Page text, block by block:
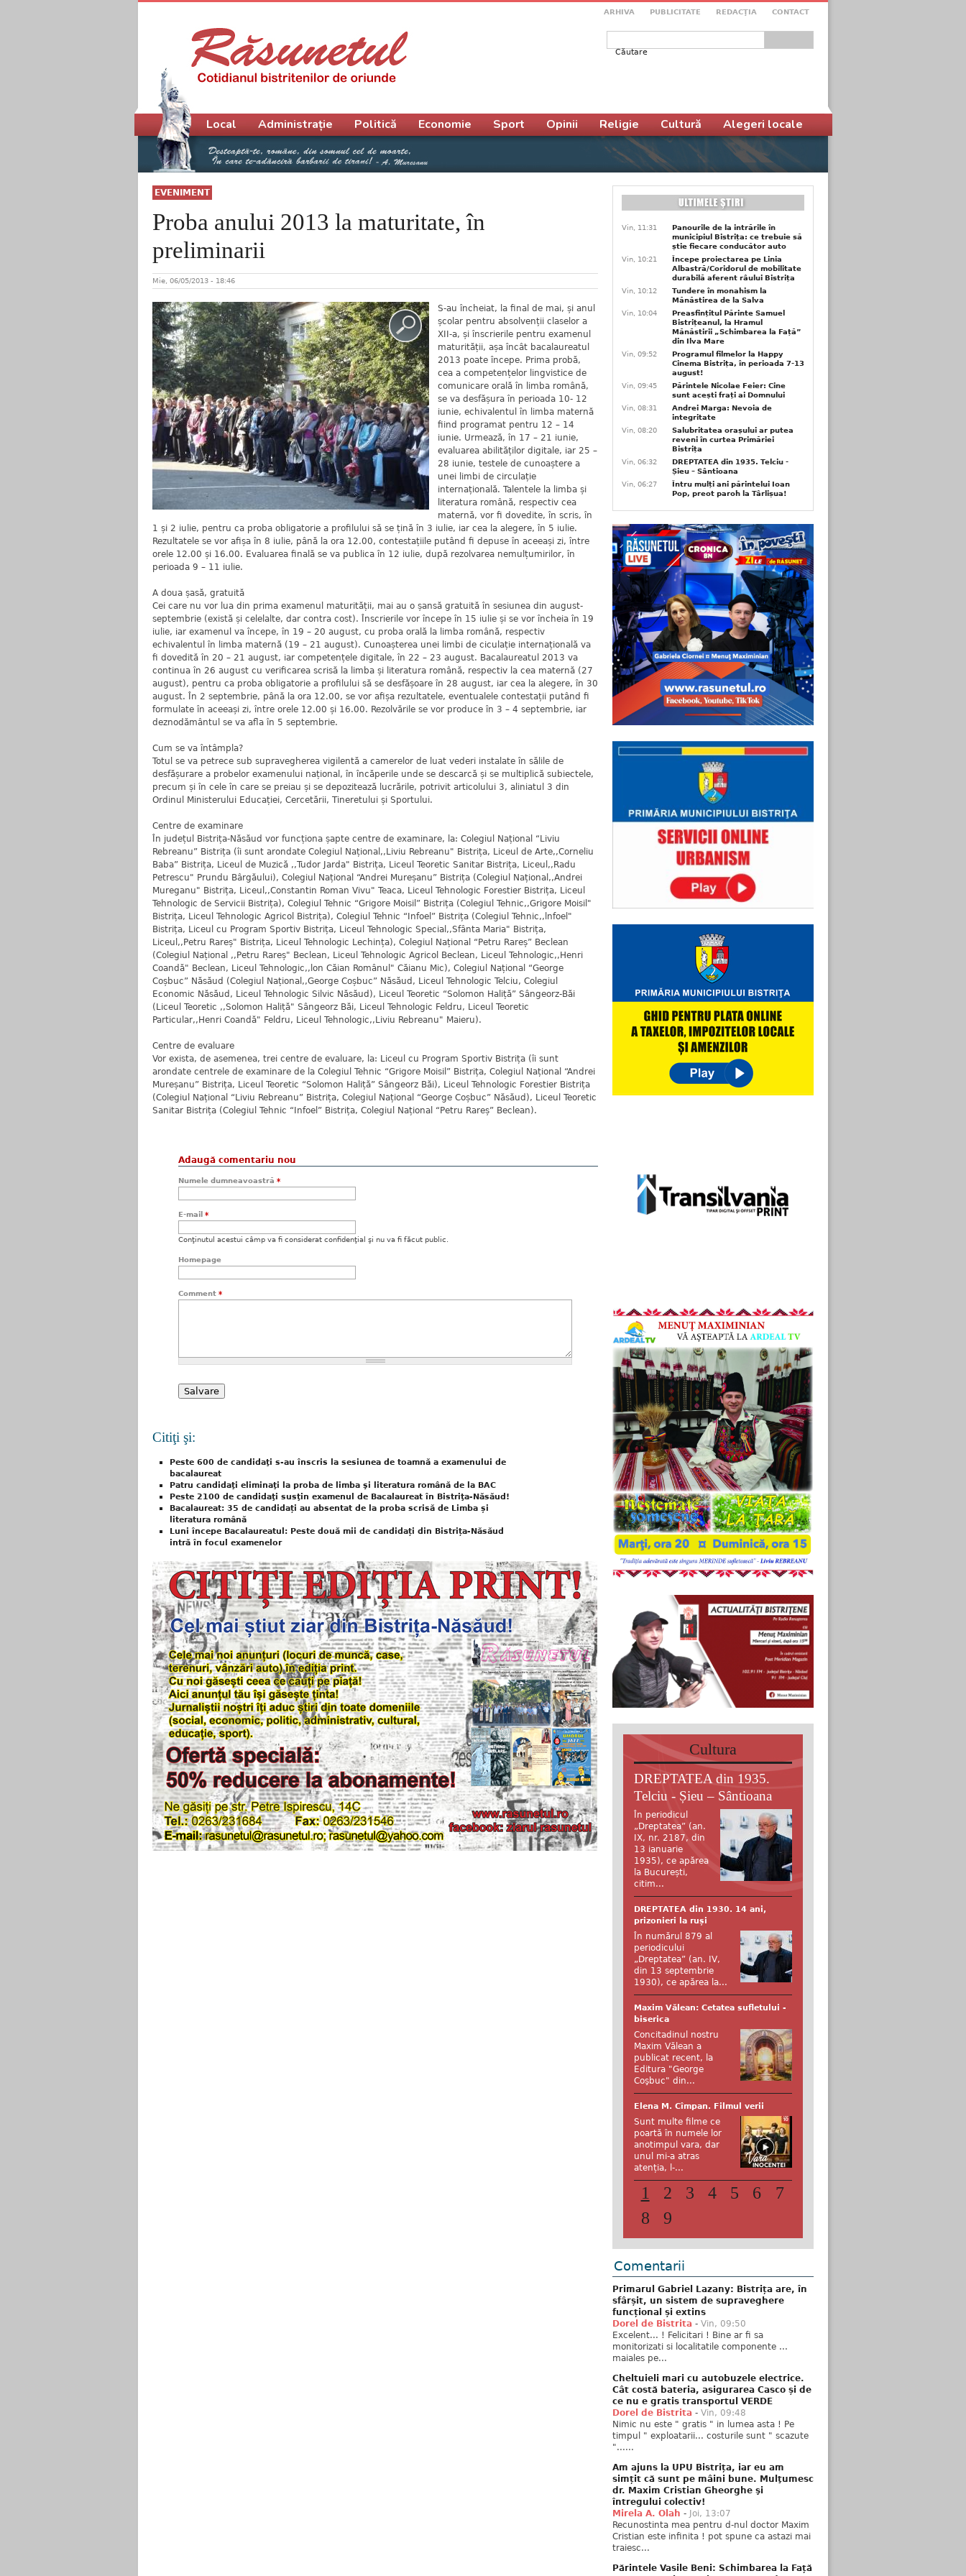
ARHIVA PUBLICITATE REDACŢIA CONTACT
Formular de căutare
EVENIMENT
Proba anului 2013 la maturitate, în
preliminarii
Mie, 06/05/2013 - 18:46
S-au încheiat, la final de mai, și anul
școlar pentru absolvenții claselor a
XII-a, și înscrierile pentru examenul
maturității, așa încât bacalaureatul
2013 poate începe. Prima probă,
cea a competențelor lingvistice de
comunicare orală în limba română,
se va desfășura în perioada 10- 12
iunie, echivalentul în limba maternă
fiind programat pentru 12 – 14
iunie. Urmează, în 17 – 21 iunie,
evaluarea abilităților digitale, iar 25 –
28 iunie, testele de cunoaștere a
unei limbi de circulație
internațională. Talentele la limba și
literatura română, respectiv cea
maternă, vor fi dovedite, în scris, în
1 și 2 iulie, pentru ca proba obligatorie a profilului să se țină în 3 iulie, iar cea la alegere, în 5 iulie.
Rezultatele se vor afișa în 8 iulie, până la ora 12.00, contestațiile putând fi depuse în aceeași zi, între
orele 12.00 și 16.00. Evaluarea finală se va publica în 12 iulie, după rezolvarea nemulțumirilor, în
perioada 9 – 11 iulie.
A doua șasă, gratuită
Cei care nu vor lua din prima examenul maturității, mai au o șansă gratuită în sesiunea din august-
septembrie (există și celelalte, dar contra cost). Înscrierile vor începe în 15 iulie și se vor încheia în 19
iulie, iar examenul va începe, în 19 – 20 august, cu proba orală la limba română, respectiv
echivalentul în limba maternă (19 – 21 august). Cunoașterea unei limbi de ciculație internațională va
fi dovedită în 20 – 21 august, iar competențele digitale, în 22 – 23 august. Bacalaureatul 2013 va
continua în 26 august cu verificarea scrisă la limba și literatura română, respectiv la cea maternă (27
august), pentru ca proba obligatorie a profilului să se desfășoare în 28 august, iar cea la alegere, în 30
august. În 2 septembrie, până la ora 12.00, se vor afișa rezultatele, eventualele contestații putând fi
formulate în aceeași zi, între orele 12.00 și 16.00. Rezolvările se vor produce în 3 – 4 septembrie, iar
deznodământul se va afla în 5 septembrie.
Cum se va întâmpla?
Totul se va petrece sub supravegherea vigilentă a camerelor de luat vederi instalate în sălile de
desfășurare a probelor examenului național, în încăperile unde se descarcă și se multiplică subiectele,
precum și în cele în care se preiau și se depozitează lucrările, potrivit articolului 3, aliniatul 3 din
Ordinul Ministerului Educației, Cercetării, Tineretului și Sportului.
Centre de examinare
În județul Bistrița-Năsăud vor funcționa șapte centre de examinare, la: Colegiul Național “Liviu
Rebreanu” Bistrița (îi sunt arondate Colegiul Național,,Liviu Rebreanu" Bistrița, Liceul de Arte,,Corneliu
Baba” Bistrița, Liceul de Muzică ,,Tudor Jarda" Bistrița, Liceul Teoretic Sanitar Bistrița, Liceul,,Radu
Petrescu" Prundu Bârgăului), Colegiul Național “Andrei Mureșanu” Bistrița (Colegiul Național,,Andrei
Mureganu" Bistrița, Liceul,,Constantin Roman Vivu" Teaca, Liceul Tehnologic Forestier Bistrița, Liceul
Tehnologic de Servicii Bistrița), Colegiul Tehnic “Grigore Moisil” Bistrița (Colegiul Tehnic,,Grigore Moisil"
Bistrița, Liceul Tehnologic Agricol Bistrița), Colegiul Tehnic “Infoel” Bistrița (Colegiul Tehnic,,lnfoel"
Bistrița, Liceul cu Program Sportiv Bistrița, Liceul Tehnologic Special,,Sfânta Maria" Bistrița,
Liceul,,Petru Rareș" Bistrița, Liceul Tehnologic Lechința), Colegiul Național “Petru Rareș” Beclean
(Colegiul Național ,,Petru Rareș" Beclean, Liceul Tehnologic Agricol Beclean, Liceul Tehnologic,,Henri
Coandă" Beclean, Liceul Tehnologic,,lon Căian Românul" Căianu Mic), Colegiul Național “George
Coșbuc” Năsăud (Colegiul Național,,George Coșbuc” Năsăud, Liceul Tehnologic Telciu, Colegiul
Economic Năsăud, Liceul Tehnologic Silvic Năsăud), Liceul Teoretic “Solomon Haliță” Sângeorz-Băi
(Liceul Teoretic ,,Solomon Haliță" Sângeorz Băi, Liceul Tehnologic Feldru, Liceul Teoretic
Particular,,Henri Coandă" Feldru, Liceul Tehnologic,,Liviu Rebreanu" Maieru).
Centre de evaluare
Vor exista, de asemenea, trei centre de evaluare, la: Liceul cu Program Sportiv Bistrița (îi sunt
arondate centrele de examinare de la Colegiul Tehnic “Grigore Moisil” Bistrița, Colegiul Național “Andrei
Mureșanu” Bistrița, Liceul Teoretic “Solomon Haliță” Sângeorz Băi), Liceul Tehnologic Forestier Bistrița
(Colegiul Național “Liviu Rebreanu” Bistrița, Colegiul Național “George Coșbuc” Năsăud), Liceul Teoretic
Sanitar Bistrița (Colegiul Tehnic “Infoel” Bistrița, Colegiul Național “Petru Rareș” Beclean).
Adaugă comentariu nou
Numele dumneavoastră *
E-mail *
Conţinutul acestui câmp va fi considerat confidenţial şi nu va fi făcut public.
Homepage
Comment *
Citiţi şi:
Peste 600 de candidaţi s-au înscris la sesiunea de toamnă a examenului de
bacalaureat
Patru candidaţi eliminaţi la proba de limba şi literatura română de la BAC
Peste 2100 de candidaţi susţin examenul de Bacalaureat în Bistriţa-Năsăud!
Bacalaureat: 35 de candidați au absentat de la proba scrisă de Limba și
literatura română
Luni începe Bacalaureatul: Peste două mii de candidați din Bistrița-Năsăud
intră în focul examenelor
Meniu principal
Local Administrație Politică Economie Sport Opinii Religie Cultură Alegeri locale
Vin, 11:31
Panourile de la intrările în
municipiul Bistrița: ce trebuie să
știe fiecare conducător auto
Vin, 10:21
Începe proiectarea pe Linia
Albastră/Coridorul de mobilitate
durabilă aferent râului Bistrița
Vin, 10:12
Tundere în monahism la
Mănăstirea de la Salva
Vin, 10:04
Preasfințitul Părinte Samuel
Bistrițeanul, la Hramul
Mănăstirii „Schimbarea la Față”
din Ilva Mare
Vin, 09:52
Programul filmelor la Happy
Cinema Bistrița, în perioada 7-13
august!
Vin, 09:45
Părintele Nicolae Feier: Cine
sunt acești frați ai Domnului
Vin, 08:31
Andrei Marga: Nevoia de
integritate
Vin, 08:20
Salubritatea orașului ar putea
reveni în curtea Primăriei
Bistrița
Vin, 06:32
DREPTATEA din 1935. Telciu -
Șieu – Sântioana
Vin, 06:27
Întru mulți ani părintelui Ioan
Pop, preot paroh la Târlișua!
Cultura
DREPTATEA din 1935.
Telciu - Șieu – Sântioana
În periodicul
„Dreptatea” (an.
IX, nr. 2187, din
13 ianuarie
1935), ce apărea
la București,
citim...
DREPTATEA din 1930. 14 ani,
prizonieri la ruși
În numărul 879 al
periodicului
„Dreptatea” (an. IV,
din 13 septembrie
1930), ce apărea la...
Maxim Vălean: Cetatea sufletului -
biserica
Concitadinul nostru
Maxim Vălean a
publicat recent, la
Editura "George
Coşbuc" din...
Elena M. Cîmpan. Filmul verii
Sunt multe filme ce
poartă în numele lor
anotimpul vara, dar
unul mi-a atras
atenția, l-...
1 2 3 4 5 6
7
8
9
Comentarii
Primarul Gabriel Lazany: Bistrița are, în
sfârșit, un sistem de supraveghere
funcțional și extins
Dorel de Bistrita - Vin, 09:50
Excelent... ! Felicitari ! Bine ar fi sa
monitorizati si localitatile componente ...
maiales pe...
Cheltuieli mari cu autobuzele electrice.
Cât costă bateria, asigurarea Casco și de
ce nu e gratis transportul VERDE
Dorel de Bistrita - Vin, 09:48
Nimic nu este " gratis " in lumea asta ! Pe
timpul " exploatarii... costurile sunt " scazute
"......
Am ajuns la UPU Bistrița, iar eu am
simțit că sunt pe mâini bune. Mulţumesc
dr. Maxim Cristian Gheorghe şi
întregului colectiv!
Mirela A. Olah - Joi, 13:07
Recunostinta mea pentru d-nul doctor Maxim
Cristian este infinita ! pot spune ca astazi mai
traiesc...
Părintele Vasile Beni: Schimbarea la Față